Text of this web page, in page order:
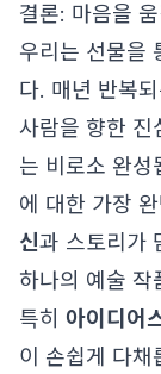
결론: 마음을
우리는 선물을
다. 매년 반복
사람을 향한 진
는 비로소 완성
에 대한 가장
신과 스토리가
하나의 예술 작
특히 아이디어
이 손쉽게 다채